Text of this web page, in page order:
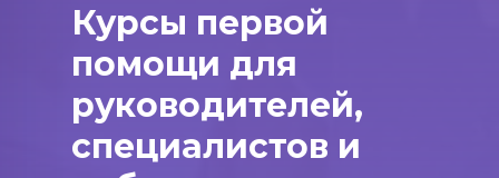
Курсы первой
помощи для
руководителей,
специалистов и